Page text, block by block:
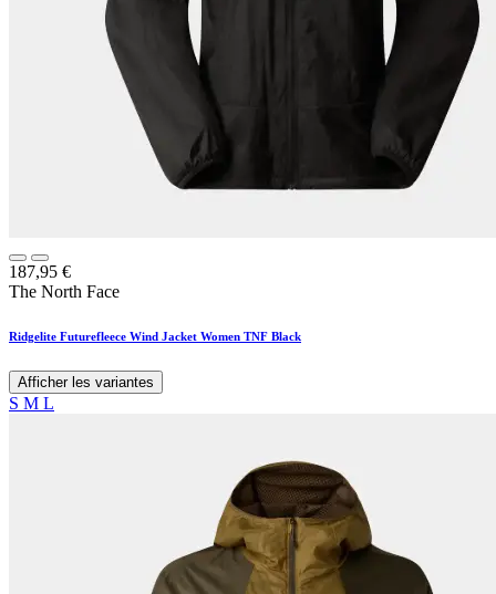
187,95 €
The North Face
Ridgelite Futurefleece Wind Jacket Women TNF Black
Afficher les variantes
S M L